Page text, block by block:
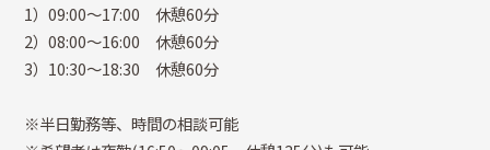
1）09:00～17:00 休憩60分
2）08:00～16:00 休憩60分
3）10:30～18:30 休憩60分
※半日勤務等、時間の相談可能